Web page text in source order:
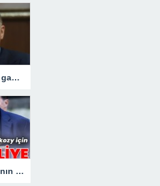
“Türkiye diplomatik gayretlerine devam edecek”
Son dakika: Fransa’nın eski lideri Sarkozy’e erken tahliye.